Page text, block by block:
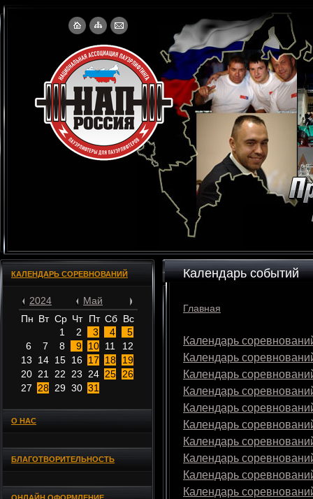
КАЛЕНДАРЬ СОРЕВНОВАНИЙ
2024
Май
Пн Вт Ср Чт Пт Сб Вс
1
2 3 4
5
6
7 8 9 10 11
12
13
14 15 16 17 18
19
20 21 22 23 24 25
26
27
28 29 30 31
О НАС
БЛАГОТВОРИТЕЛЬНОСТЬ
Календарь событий
Главная
Календарь
Календарь
Календарь
Календарь
Календарь
Календарь
Календарь
Календарь
Календарь
Календарь